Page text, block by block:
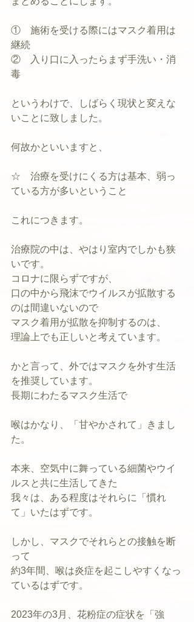
①　施術を受ける際にはマスク着用は
継続
②　入り口に入ったらまず手洗い・消
毒
というわけで、しばらく現状と変えな
いことに致しました。
何故かといいますと、
☆　治療を受けにくる方は基本、弱っ
ている方が多いということ
これにつきます。
治療院の中は、やはり室内でしかも狭
いです。
コロナに限らずですが、
口の中から飛沫でウイルスが拡散する
のは間違いないので
マスク着用が拡散を抑制するのは、
理論上でも正しいと考えています。
かと言って、外ではマスクを外す生活
を推奨しています。
長期にわたるマスク生活で
喉はかなり、「甘やかされて」きまし
た。
本来、空気中に舞っている細菌やウイ
ルスと共に生活してきた
我々は、ある程度はそれらに「慣れ
て」いたはずです。
しかし、マスクでそれらとの接触を断
って
約3年間、喉は炎症を起こしやすくなっ
ているはずです。
2023年の3月、花粉症の症状を「強